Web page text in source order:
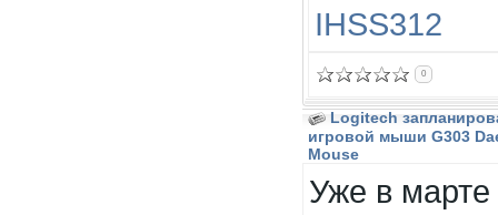
IHSS312
0
Logitech
игровой мыши G303
Mouse
Уже в